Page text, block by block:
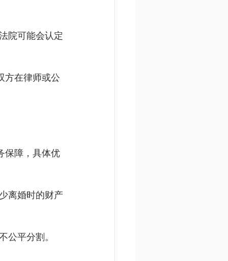
院可能会认定
方在律师或公
保障，具体优
离婚时的财产
平分割。